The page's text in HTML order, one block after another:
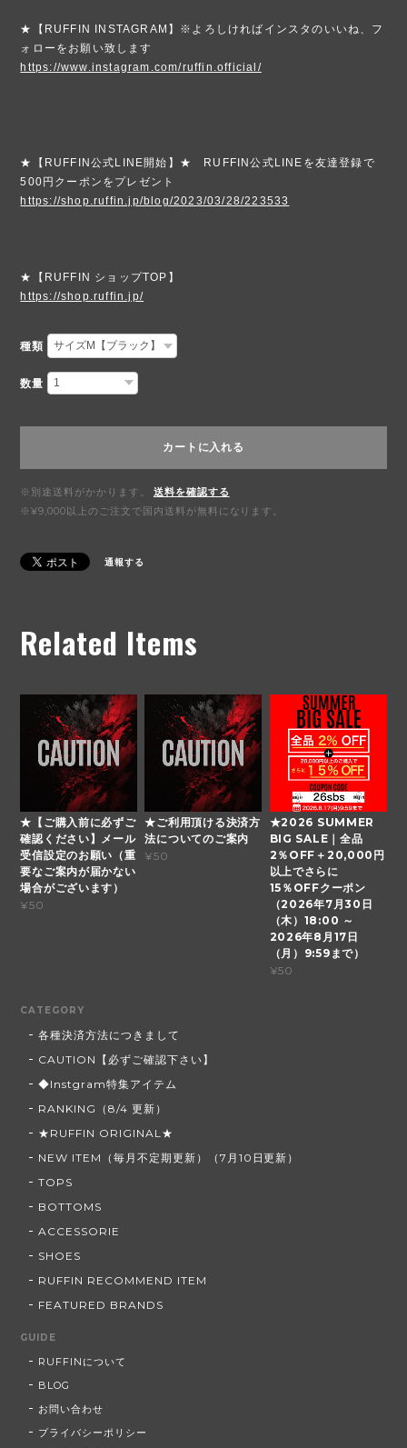
★【RUFFIN INSTAGRAM】※よろしければインスタのいいね、フ
ォローをお願い致します
https://www.instagram.com/ruffin.official/
★【RUFFIN公式LINE開始】★ RUFFIN公式LINEを友達登録で
500円クーポンをプレゼント
https://shop.ruffin.jp/blog/2023/03/28/223533
★【RUFFIN ショップTOP】
https://shop.ruffin.jp/
種類
数量
カートに入れる
※別途送料がかかります。
送料を確認する
※¥9,000以上のご注文で国内送料が無料になります。
通報する
Related Items
★【ご購入前に必ずご
確認ください】メール
受信設定のお願い（重
要なご案内が届かない
場合がございます）
¥50
★ご利用頂ける決済方
法についてのご案内
¥50
★2026 SUMMER
BIG SALE｜全品
2％OFF＋20,000円
以上でさらに
15％OFFクーポン
（2026年7月30日
（木）18:00 ～
2026年8月17日
（月）9:59まで）
¥50
CATEGORY
各種決済方法につきまして
CAUTION【必ずご確認下さい】
◆Instgram特集アイテム
RANKING（8/4 更新）
★RUFFIN ORIGINAL★
NEW ITEM（毎月不定期更新）（7月10日更新）
TOPS
BOTTOMS
ACCESSORIE
SHOES
RUFFIN RECOMMEND ITEM
FEATURED BRANDS
GUIDE
RUFFINについて
BLOG
お問い合わせ
プライバシーポリシー